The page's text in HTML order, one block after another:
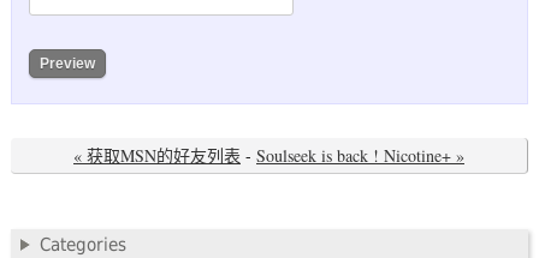
« 获取MSN的好友列表 - Soulseek is back ! Nicotine+ »
Categories